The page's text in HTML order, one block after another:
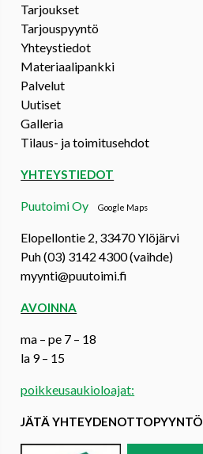
Tarjoukset
Tarjouspyyntö
Yhteystiedot
Materiaalipankki
Palvelut
Uutiset
Galleria
Tilaus- ja toimitusehdot
YHTEYSTIEDOT
Puutoimi OyGoogle Maps
Elopellontie 2, 33470 Ylöjärvi
Puh (03) 3142 4300 (vaihde)
myynti@puutoimi.fi
AVOINNA
ma – pe 7 – 18
la 9 – 15
poikkeusaukioloajat:
JÄTÄ YHTEYDENOTTOPYYNTÖ